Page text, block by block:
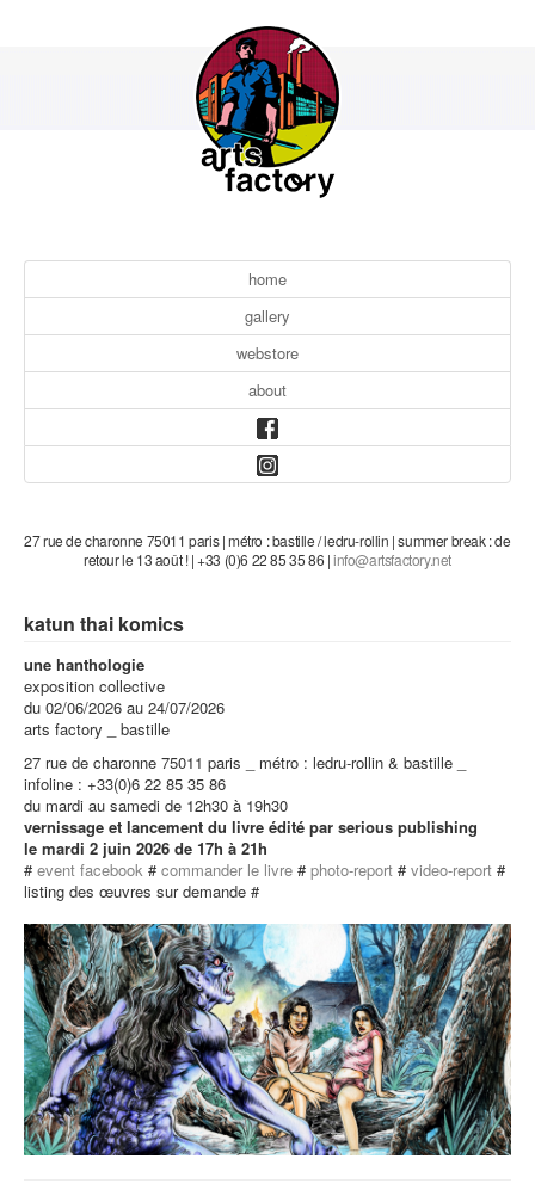
home
gallery
webstore
about
27 rue de charonne 75011 paris | métro : bastille / ledru-rollin | summer break : de
retour le 13 août ! | +33 (0)6 22 85 35 86 |
katun thai komics
une hanthologie
exposition collective
du 02/06/2026 au 24/07/2026
arts factory _ bastille
27 rue de charonne 75011 paris _ métro : ledru-rollin & bastille _
infoline : +33(0)6 22 85 35 86
du mardi au samedi de 12h30 à 19h30
vernissage et lancement du livre édité par serious publishing
le mardi 2 juin 2026 de 17h à 21h
# event facebook # commander le livre # photo-report # video-report #
listing des œuvres sur demande #